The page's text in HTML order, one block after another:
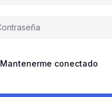
Mantenerme conectado